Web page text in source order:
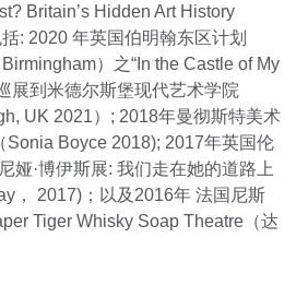
Britain’s Hidden Art History
: 2020 年英国伯明翰东区计划
）之“In the Castle of My
展到米德尔斯堡现代艺术学院
UK 2021）; 2018年曼彻斯特美术
Sonia Boyce 2018); 2017年英国伦
娅·博伊斯展: 我们走在她的道路上
， 2017)；以及2016年 法国尼斯
Tiger Whisky Soap Theatre（达